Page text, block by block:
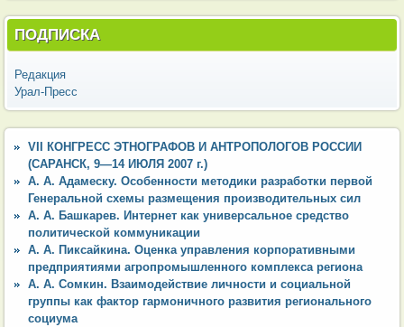
ПОДПИСКА
Редакция
Урал-Пресс
VII КОНГРЕСС ЭТНОГРАФОВ И АНТРОПОЛОГОВ РОССИИ
(САРАНСК, 9—14 ИЮЛЯ 2007 г.)
А. А. Адамеску. Особенности методики разработки первой
Генеральной схемы размещения производительных сил
А. А. Башкарев. Интернет как универсальное средство
политической коммуникации
А. А. Пиксайкина. Оценка управления корпоративными
предприятиями агропромышленного комплекса региона
А. А. Сомкин. Взаимодействие личности и социальной
группы как фактор гармоничного развития регионального
социума